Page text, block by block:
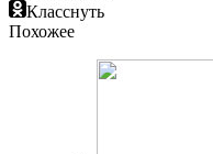
Класснуть
Похожее